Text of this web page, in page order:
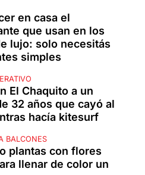
en casa el
que usan en los
lujo: solo necesitás
simples
El Chaquito a un
32 años que cayó al
hacía kitesurf
BALCONES
plantas con flores
llenar de color un